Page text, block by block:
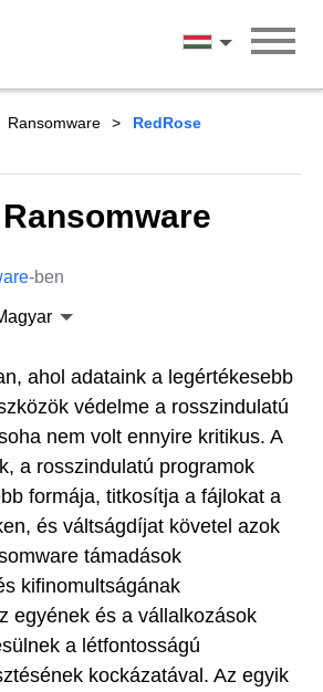
Magyar
Ransomware
RedRose
-ben
ahol adataink a legértékesebb
védelme a rosszindulatú
nem volt ennyire kritikus. A
a rosszindulatú programok
formája, titkosítja a fájlokat a
és váltságdíjat követel azok
támadások
kifinomultságának
egyének és a vállalkozások
a létfontosságú
kockázatával. Az egyik